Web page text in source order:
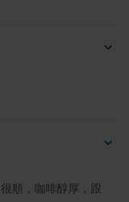
順，咖啡醇厚，跟